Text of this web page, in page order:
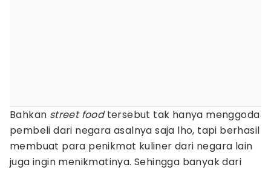
Bahkan street foodtersebut tak hanya menggoda
pembeli dari negara asalnya saja lho, tapi berhasil
membuat para penikmat kuliner dari negara lain
juga ingin menikmatinya. Sehingga banyak dari